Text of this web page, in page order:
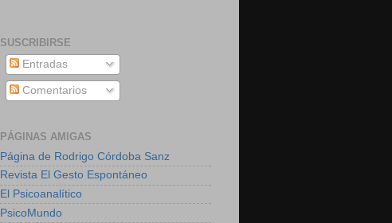
SUSCRIBIRSE
Entradas
Comentarios
PÁGINAS AMIGAS
Página de Rodrigo Córdoba Sanz
Revista El Gesto Espontáneo
El Psicoanalítico
PsicoMundo